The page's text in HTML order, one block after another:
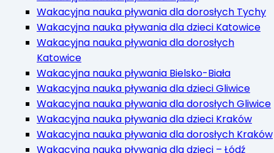
Wakacyjna nauka pływania dla dorosłych Tychy
Wakacyjna nauka pływania dla dzieci Katowice
Wakacyjna nauka pływania dla dorosłych
Katowice
Wakacyjna nauka pływania Bielsko-Biała
Wakacyjna nauka pływania dla dzieci Gliwice
Wakacyjna nauka pływania dla dorosłych Gliwice
Wakacyjna nauka pływania dla dzieci Kraków
Wakacyjna nauka pływania dla dorosłych Kraków
Wakacyjna nauka pływania dla dzieci – Łódź